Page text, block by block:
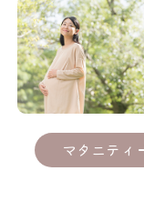
マタニティ